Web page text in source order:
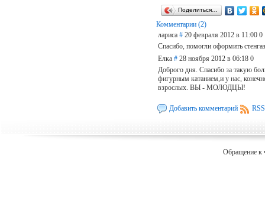
Поделиться…
Комментарии (2)
лариса # 20 февраля 2012 в 11:00 0
Спасибо, помогли оформить
Елка # 28 ноября 2012 в 06:18 0
Доброго дня. Спасибо за такую
фигурным катанием,и у нас,
взрослых. ВЫ - МОЛОДЦЫ!
Добавить комментарий
Обращение к